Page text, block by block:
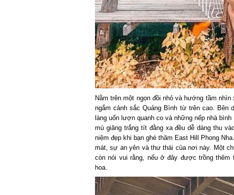
Nằm trên một ngọn đồi nhỏ và hướng tầm nhìn
ngắm cảnh sắc Quảng Bình từ trên cao. Bên
làng uốn lượn quanh co và những nếp nhà
mù giăng trắng tít đằng xa đều dễ dàng thu
niệm đẹp khi bạn ghé thăm East Hill Phong
mát, sự an yên và thư thái của nơi này. Một
còn nói vui rằng, nếu ở đây được trồng thêm
hoa.